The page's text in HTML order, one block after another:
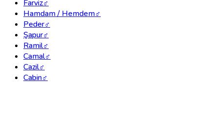
Farviz♂
Hamdam / Hemdem♂
Peder♂
Şapur♂
Ramil♂
Camal♂
Cazil♂
Cabin♂